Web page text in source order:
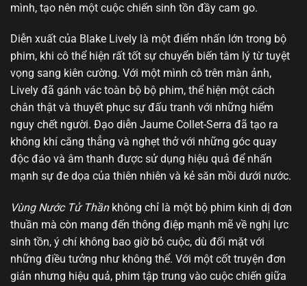
mình, tạo nên một cuộc chiến sinh tồn đầy cam go.
Diễn xuất của Blake Lively là một điểm nhấn lớn trong bộ
phim, khi cô thể hiện rất tốt sự chuyển biến tâm lý từ tuyệt
vọng sang kiên cường. Với một mình cô trên màn ảnh,
Lively đã gánh vác toàn bộ bộ phim, thể hiện một cách
chân thật và thuyết phục sự đấu tranh với những hiểm
nguy chết người. Đạo diễn Jaume Collet-Serra đã tạo ra
không khí căng thẳng và nghẹt thở với những góc quay
độc đáo và âm thanh được sử dụng hiệu quả để nhấn
mạnh sự đe dọa của thiên nhiên và kẻ săn mồi dưới nước.
Vùng Nước Tử Thầnkhông chỉ là một bộ phim kinh dị đơn
thuần mà còn mang đến thông điệp mạnh mẽ về nghị lực
sinh tồn, ý chí không bao giờ bỏ cuộc, dù đối mặt với
những điều tưởng như không thể. Với một cốt truyện đơn
giản nhưng hiệu quả, phim tập trung vào cuộc chiến giữa